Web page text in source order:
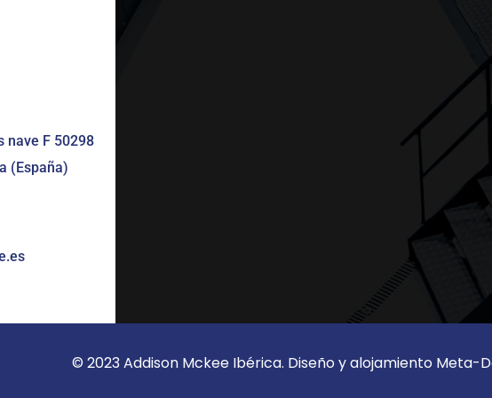
nave F 50298
(España)
© 2023 Addison Mckee Ibérica. Diseño y alojamiento Meta-